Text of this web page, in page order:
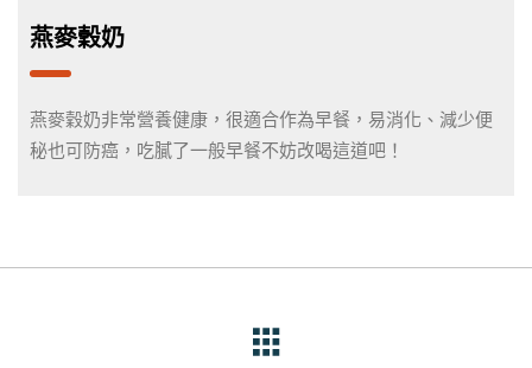
燕麥穀奶
燕麥穀奶非常營養健康，很適合作為早餐，易消化、減少便
秘也可防癌，吃膩了一般早餐不妨改喝這道吧！